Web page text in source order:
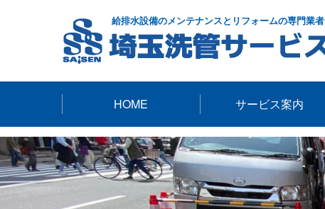
給排水設備のメンテナンスとリフォームの専門業者
HOME サービス案内